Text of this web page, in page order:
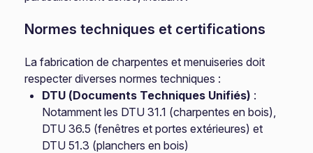
Normes techniques et certifications
La fabrication de charpentes et menuiseries doit
respecter diverses normes techniques :
DTU (Documents Techniques Unifiés) :
Notamment les DTU 31.1 (charpentes en bois),
DTU 36.5 (fenêtres et portes extérieures) et
DTU 51.3 (planchers en bois)